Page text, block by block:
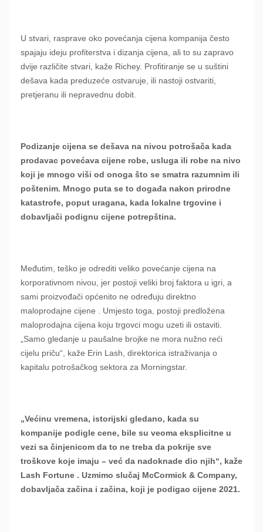
U stvari, rasprave oko povećanja cijena kompanija često
spajaju ideju profiterstva i dizanja cijena, ali to su zapravo
dvije različite stvari, kaže Richey. Profitiranje se u suštini
dešava kada preduzeće ostvaruje, ili nastoji ostvariti,
pretjeranu ili nepravednu dobit.
Podizanje cijena se dešava na nivou potrošača kada
prodavac povećava cijene robe, usluga ili robe na nivo
koji je mnogo viši od onoga što se smatra razumnim ili
poštenim. Mnogo puta se to događa nakon prirodne
katastrofe, poput uragana, kada lokalne trgovine i
dobavljači podignu cijene potrepština.
Međutim, teško je odrediti veliko povećanje cijena na
korporativnom nivou, jer postoji veliki broj faktora u igri, a
sami proizvođači općenito ne određuju direktno
maloprodajne cijene . Umjesto toga, postoji predložena
maloprodajna cijena koju trgovci mogu uzeti ili ostaviti.
„Samo gledanje u paušalne brojke ne mora nužno reći
cijelu priču“, kaže Erin Lash, direktorica istraživanja o
kapitalu potrošačkog sektora za Morningstar.
„Većinu vremena, istorijski gledano, kada su
kompanije podigle cene, bile su veoma eksplicitne u
vezi sa činjenicom da to ne treba da pokrije sve
troškove koje imaju – već da nadoknade dio njih“, kaže
Lash Fortune . Uzmimo slučaj McCormick & Company,
dobavljača začina i začina, koji je podigao cijene 2021.